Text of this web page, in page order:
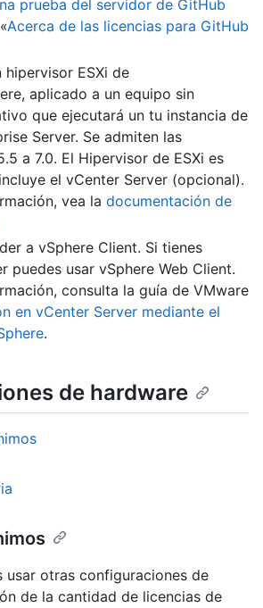
prueba del servidor de GitHub
Acerca de las licencias para GitHub
hipervisor ESXi de
aplicado a un equipo sin
que ejecutará un tu instancia de
Server. Se admiten las
a 7.0. El Hipervisor de ESXi es
el vCenter Server (opcional).
vea la documentación de
a vSphere Client. Si tienes
puedes usar vSphere Web Client.
consulta la guía de VMware
en vCenter Server mediante el
.
de hardware
usar otras configuraciones de
de la cantidad de licencias de